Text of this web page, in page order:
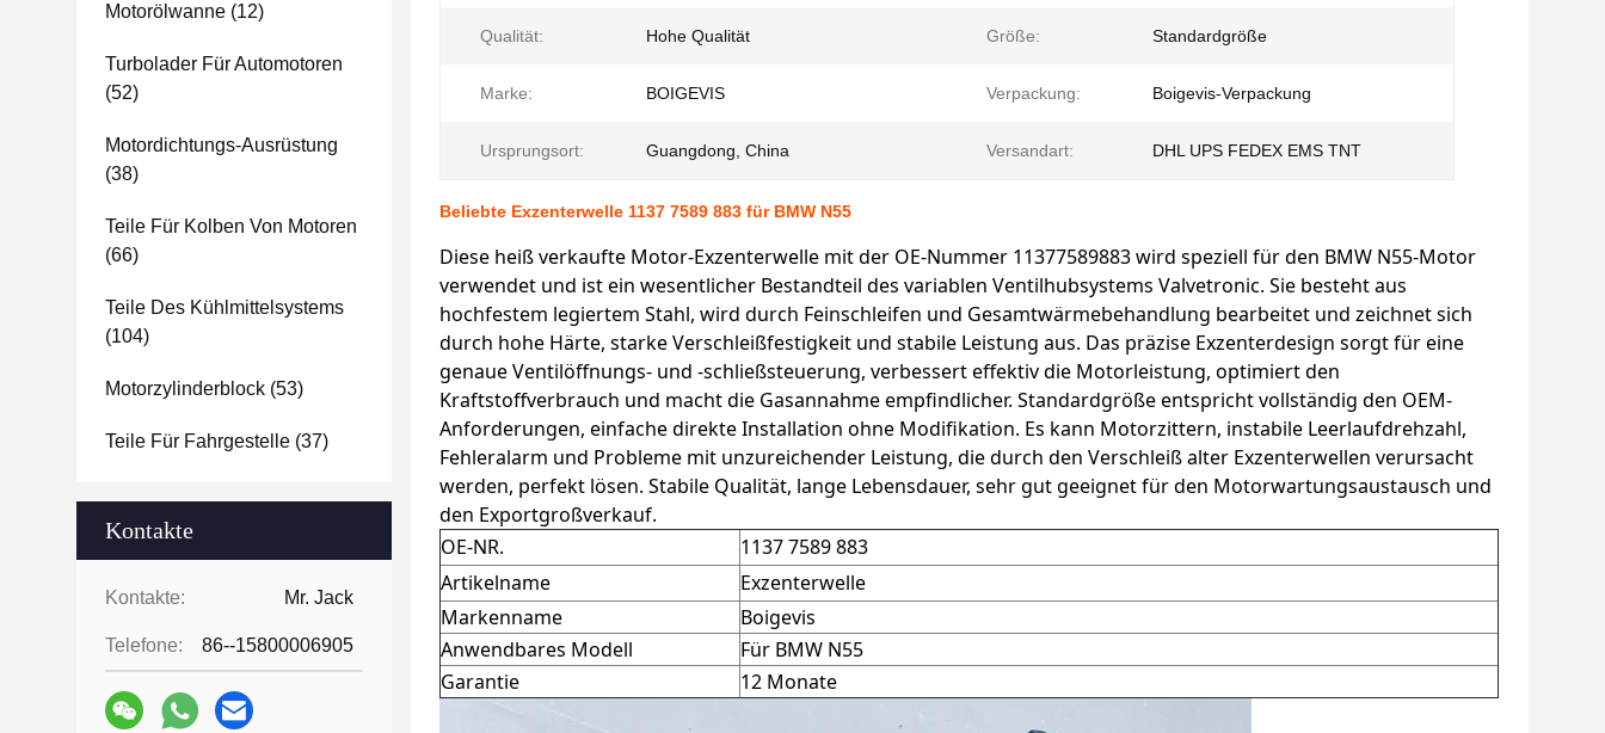
Motorölwanne (12)
Turbolader Für Automotoren
(52)
Motordichtungs-Ausrüstung
(38)
Teile Für Kolben Von Motoren
(66)
Teile Des Kühlmittelsystems
(104)
Motorzylinderblock (53)
Teile Für Fahrgestelle (37)
Kontakte
Kontakte: Mr. Jack
Telefone: 86--15800006905
Qualität: Hohe Qualität Größe: Standardgröße
Marke: BOIGEVIS Verpackung: Boigevis-Verpackung
Ursprungsort: Guangdong, China Versandart: DHL UPS FEDEX EMS TNT
Beliebte Exzenterwelle 1137 7589 883 für BMW N55
Diese heiß verkaufte Motor-Exzenterwelle mit der OE-Nummer 11377589883 wird speziell für den BMW N55-Motor
verwendet und ist ein wesentlicher Bestandteil des variablen Ventilhubsystems Valvetronic. Sie besteht aus
hochfestem legiertem Stahl, wird durch Feinschleifen und Gesamtwärmebehandlung bearbeitet und zeichnet sich
durch hohe Härte, starke Verschleißfestigkeit und stabile Leistung aus. Das präzise Exzenterdesign sorgt für eine
genaue Ventilöffnungs- und -schließsteuerung, verbessert effektiv die Motorleistung, optimiert den
Kraftstoffverbrauch und macht die Gasannahme empfindlicher. Standardgröße entspricht vollständig den OEM-
Anforderungen, einfache direkte Installation ohne Modifikation. Es kann Motorzittern, instabile Leerlaufdrehzahl,
Fehleralarm und Probleme mit unzureichender Leistung, die durch den Verschleiß alter Exzenterwellen verursacht
werden, perfekt lösen. Stabile Qualität, lange Lebensdauer, sehr gut geeignet für den Motorwartungsaustausch und
den Exportgroßverkauf.
OE-NR.
1137 7589 883
Artikelname
Exzenterwelle
Markenname
Boigevis
Anwendbares Modell
Für BMW N55
Garantie
12 Monate